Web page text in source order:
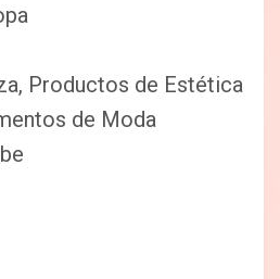
Productos de Estética
de Moda